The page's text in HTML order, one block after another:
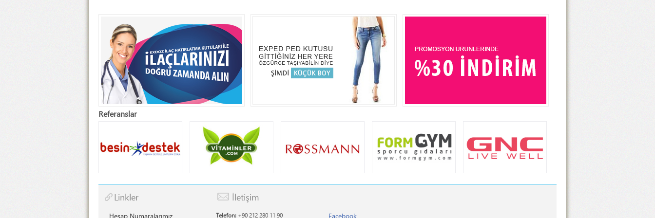
Referanslar
Linkler
Hesap Numaralarımız
İletişim
Telefon: +90 212 280 11 90 Facebook